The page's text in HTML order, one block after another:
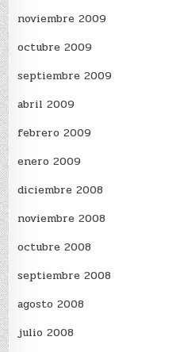
noviembre 2009
octubre 2009
septiembre 2009
abril 2009
febrero 2009
enero 2009
diciembre 2008
noviembre 2008
octubre 2008
septiembre 2008
agosto 2008
julio 2008